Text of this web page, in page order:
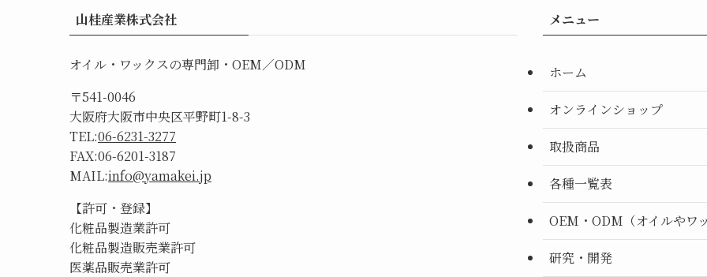
山桂産業株式会社
オイル・ワックスの専門卸・OEM／ODM
〒541-0046
大阪府大阪市中央区平野町1-8-3
TEL:06-6231-3277
FAX:06-6201-3187
MAIL:info@yamakei.jp
【許可・登録】
化粧品製造業許可
化粧品製造販売業許可
医薬品販売業許可
メニュー
ホーム
オンラインショップ
取扱商品
各種一覧表
OEM・ODM（オイルやワ
研究・開発